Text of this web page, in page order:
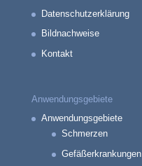
Datenschutzerklärung
Bildnachweise
Kontakt
Anwendungsgebiete
Anwendungsgebiete
Schmerzen
Gefäßerkrankungen